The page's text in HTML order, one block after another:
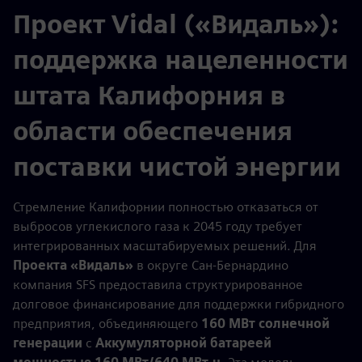
Проект Vidal («Видаль»):
поддержка нацеленности
штата Калифорния в
области обеспечения
поставки чистой энергии
Стремление Калифорнии полностью отказаться от
выбросов углекислого газа к 2045 году требует
интегрированных масштабируемых решений. Для
Проекта «Видаль» в округе Сан-Бернардино
компания SFS предоставила структурированное
долговое финансирование для поддержки гибридного
предприятия, объединяющего 160 МВт солнечной
генерации с Аккумуляторной батареей